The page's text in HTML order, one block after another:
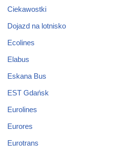
Ciekawostki
Dojazd na lotnisko
Ecolines
Elabus
Eskana Bus
EST Gdańsk
Eurolines
Eurores
Eurotrans